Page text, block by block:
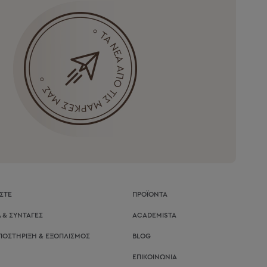
ΠΡΟΪΟΝΤΑ
ΣΥΝΤΑΓΕΣ ACADEMISTA
& ΕΞΟΠΛΙΣΜΟΣ BLOG
ΕΠΙΚΟΙΝΩΝΙΑ